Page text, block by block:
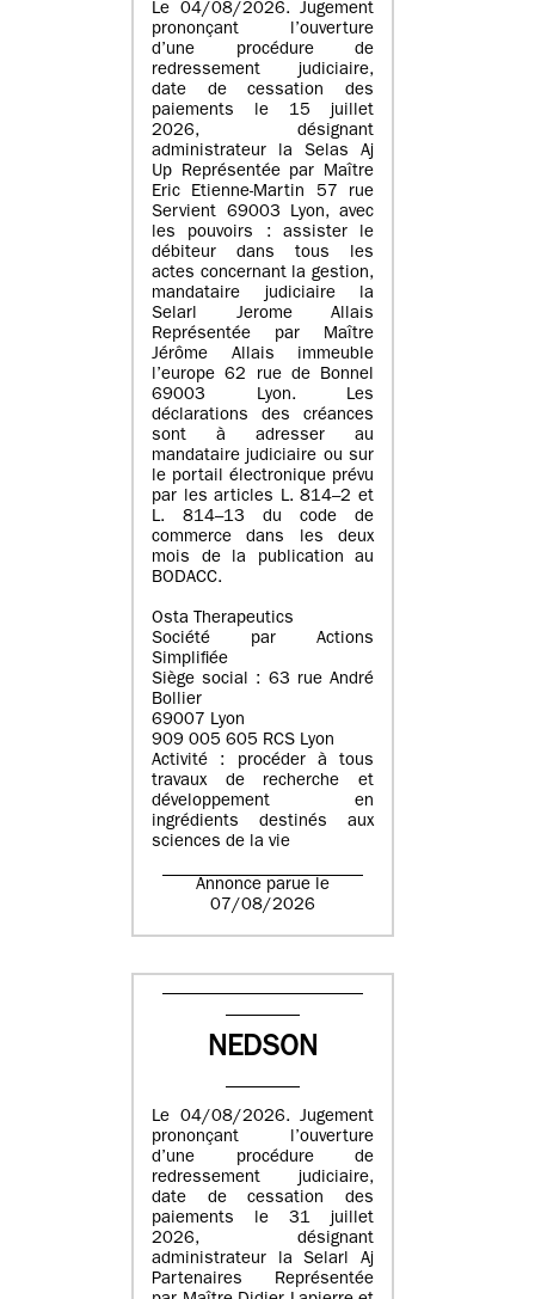
Le 04/08/2026. Jugement
prononçant l’ouverture
d’une procédure de
redressement judiciaire,
date de cessation des
paiements le 15 juillet
2026, désignant
administrateur la Selas Aj
Up Représentée par Maître
Eric Etienne-Martin 57 rue
Servient 69003 Lyon, avec
les pouvoirs : assister le
débiteur dans tous les
actes concernant la gestion,
mandataire judiciaire la
Selarl Jerome Allais
Représentée par Maître
Jérôme Allais immeuble
l’europe 62 rue de Bonnel
69003 Lyon. Les
déclarations des créances
sont à adresser au
mandataire judiciaire ou sur
le portail électronique prévu
par les articles L. 814–2 et
L. 814–13 du code de
commerce dans les deux
mois de la publication au
BODACC.
Osta Therapeutics
Société par Actions
Simplifiée
Siège social : 63 rue André
Bollier
69007 Lyon
909 005 605 RCS Lyon
Activité : procéder à tous
travaux de recherche et
développement en
ingrédients destinés aux
sciences de la vie
Annonce parue le
07/08/2026
NEDSON
Le 04/08/2026. Jugement
prononçant l’ouverture
d’une procédure de
redressement judiciaire,
date de cessation des
paiements le 31 juillet
2026, désignant
administrateur la Selarl Aj
Partenaires Représentée